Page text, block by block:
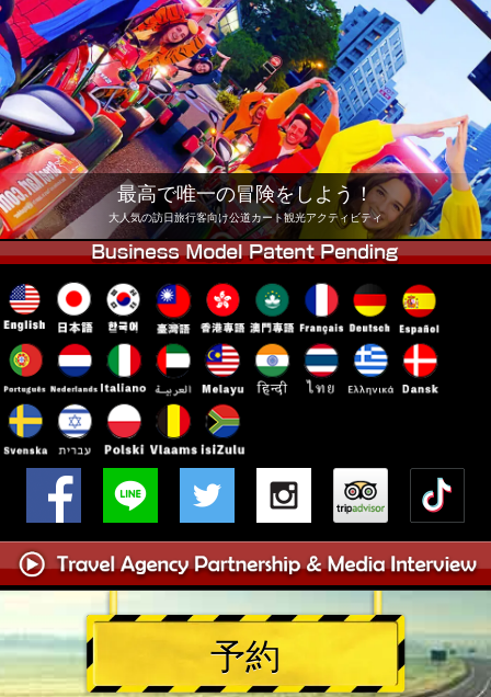
会社 予約
他店舗
東京 品川 東京 秋葉原 #1
東京 秋葉原 #2 東京 渋谷
東京 渋谷アネックス 東京ベイ
東京 浅草 大阪
沖縄
最高で唯一の冒険をしよう！
大人気の訪日旅行客向け公道カート観光アクティビティ
予約